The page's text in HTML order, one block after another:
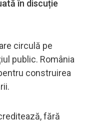
în discuție
circulă pe
public. România
construirea
fără